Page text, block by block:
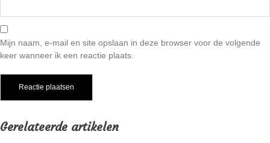
Mijn naam, e-mail en site opslaan in deze browser voor de volgende
keer wanneer ik een reactie plaats.
Gerelateerde artikelen